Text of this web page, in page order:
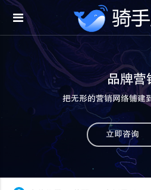
品牌营
把无形的营销网络铺建
立即咨询